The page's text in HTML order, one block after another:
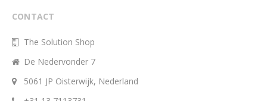
CONTACT
The Solution Shop
De Nedervonder 7
5061 JP Oisterwijk, Nederland